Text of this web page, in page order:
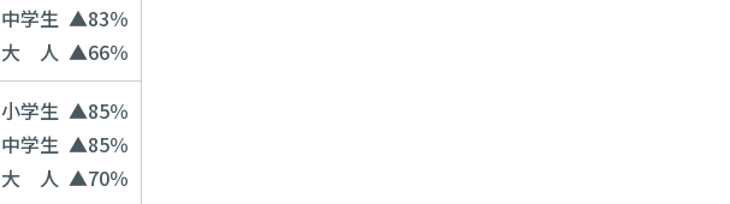
中学生 ▲83％
大 人 ▲66％
小学生 ▲85％
中学生 ▲85％
大 人 ▲70％